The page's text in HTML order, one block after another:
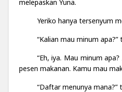
melepaskan Yuna.
Yeriko hanya tersenyum
“Kalian mau minum apa?”
“Eh, iya. Mau minum
pesen makanan. Kamu mau
“Daftar menunya mana?”